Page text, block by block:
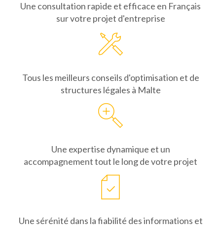
Une consultation rapide et efficace en Français
sur votre projet d'entreprise
Tous les meilleurs conseils d'optimisation et de
structures légales à Malte
Une expertise dynamique et un
accompagnement tout le long de votre projet
Une sérénité dans la fiabilité des informations et